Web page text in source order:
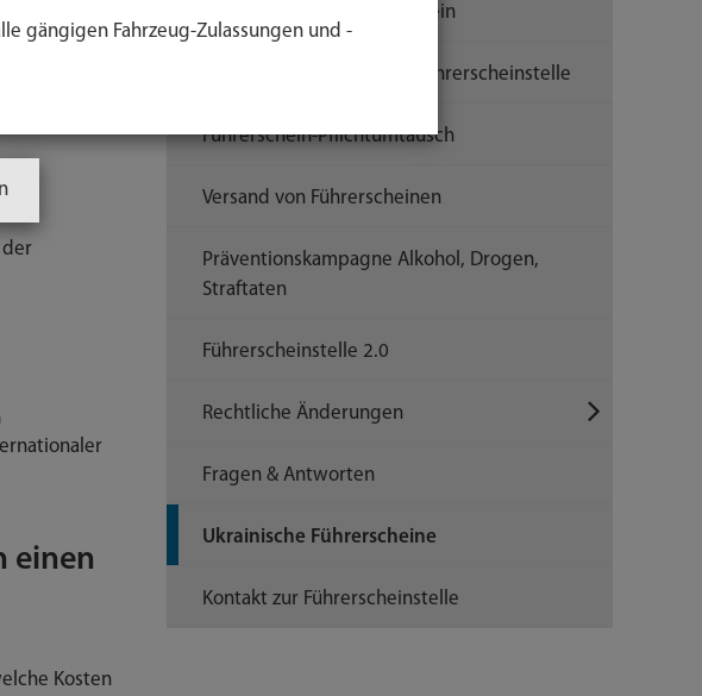
nationalem
auf
der
einen
Kosten
Onlineverfahren Führerschein
Terminvereinbarung der Führerscheinstelle
Führerschein-Pflichtumtausch
Versand von Führerscheinen
Präventionskampagne Alkohol, Drogen,
Straftaten
Führerscheinstelle 2.0
Rechtliche Änderungen
Fragen & Antworten
Ukrainische Führerscheine
Kontakt zur Führerscheinstelle
gängigen Fahrzeug-Zulassungen und -